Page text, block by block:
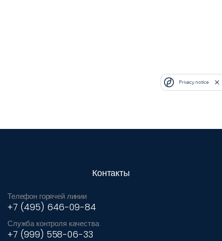
Контакты
Телефон горячей линии
+7 (495) 646-09-84
Служба контроля качества
+7 (999) 558-06-33
Privacy notice